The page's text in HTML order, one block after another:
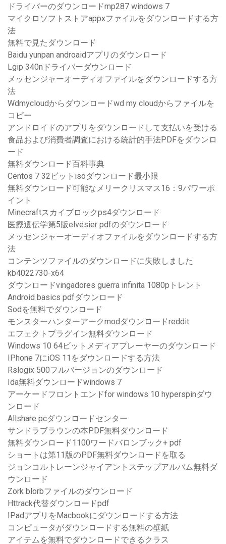
ドライバーのダウンロードmp287 windows 7
マイクロソフトストアappxファイルをダウンロードする方
法
無料で見たダウンロード
Baidu yunpan androaidアプリのダウンロード
Lgip 340nドライバーダウンロード
メッセンジャーオーディオファイルをダウンロードする方
法
Wdmycloudからダウンロードwd my cloudからファイルを
コピー
アンドロイドのアプリをダウンロードして支払いを受ける
食品および消費者調査における統計的手法PDFをダウンロ
ード
無料ダウンロード百科事典
Centos 7 32ビットisoダウンロード最小限
無料ダウンロード可能なメリークリスマス16：9パワーポ
イント
Minecraftスカイブロックps4ダウンロード
医療遺伝学第5版elvesier pdfのダウンロード
メッセンジャーオーディオファイルをダウンロードする方
法
コンテンツファイルのダウンロードに失敗しました
kb4022730-x64
ダウンロードvingadores guerra infinita 1080pトレント
Android basics pdfダウンロード
Sodを無料でダウンロード
モンスターハンターアークmodダウンロードreddit
エフェクトプラグイン無料ダウンロード
Windows 10 64ビットメディアプレーヤーのダウンロード
IPhone 7にiOS 11をダウンロードする方法
Rslogix 500フルバージョンのダウンロード
Ida無料ダウンロードwindows 7
アーケードフロントエンドfor windows 10 hyperspinダウ
ンロード
Allshare pcダウンロードセンター
サンドラブラウンの本PDF無料ダウンロード
無料ダウンロード1100ワードバロンブック+ pdf
ショートは第11版のPDF無料ダウンロードを取る
ジョンコルトレーンジャイアントステップアルバム無料ダ
ウンロード
Zork blorbファイルのダウンロード
Httrack代替ダウンロードpdf
IPadアプリをMacbookにダウンロードする方法
コンピュータがダウンロードする無料の壁紙
アイテムを無料でダウンロードできるクラス